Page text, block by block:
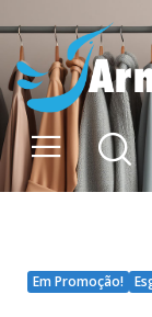
Em Promoção!